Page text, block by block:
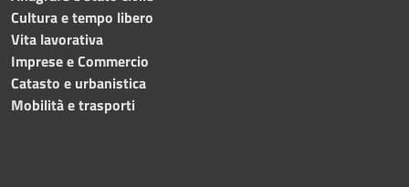
Cultura e tempo libero
Vita lavorativa
Imprese e Commercio
Catasto e urbanistica
Mobilità e trasporti